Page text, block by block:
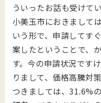
ういったお話も受けて
小美玉市におきまして
いう形で、申請してす
案したということで、
す。今の申請状況です
りまして、価格高騰対
つきましては、31.6%